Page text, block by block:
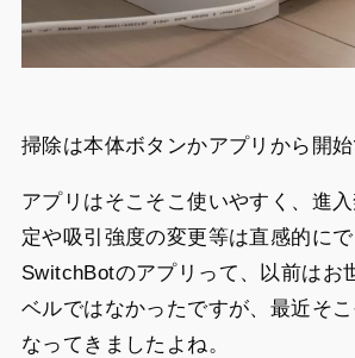
掃除は本体ボタンかアプリから開始
アプリはそこそこ使いやすく、進
定や吸引強度の変更等は直感的にで
SwitchBotのアプリって、以前はお
ベルではなかったですが、最近そこ
なってきましたよね。